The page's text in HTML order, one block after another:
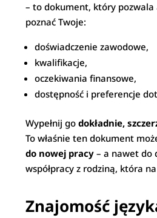
– to dokument, który pozwala
poznać Twoje:
doświadczenie zawodowe,
kwalifikacje,
oczekiwania finansowe,
dostępność i preferencje
Wypełnij godokładnie,
To właśnie ten dokument
do nowej pracy – a nawet do
współpracy z rodziną, która
Znajomość